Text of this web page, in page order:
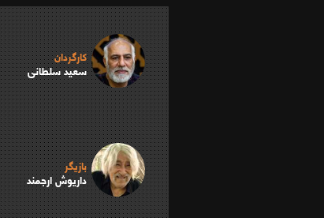
کارگردان
سعید سلطانی
بازیگر
داریوش ارجمند